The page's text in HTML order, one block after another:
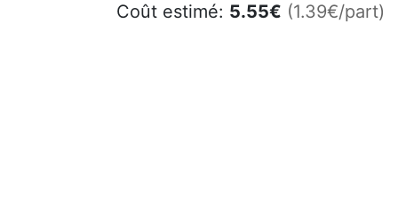
Coût estimé: 5.55€ (1.39€/part)